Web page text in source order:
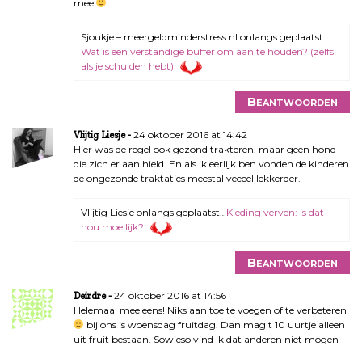
mee
Sjoukje – meergeldminderstress.nl onlangs geplaatst…
Wat is een verstandige buffer om aan te houden? (zelfs
als je schulden hebt)
Beantwoorden
Vlijtig Liesje
24 oktober 2016 at 14:42
Hier was de regel ook gezond trakteren, maar geen hond
die zich er aan hield. En als ik eerlijk ben vonden de kinderen
de ongezonde traktaties meestal veeeel lekkerder.
Vlijtig Liesje onlangs geplaatst… Kleding verven: is dat
nou moeilijk?
Beantwoorden
Deirdre
24 oktober 2016 at 14:56
Helemaal mee eens! Niks aan toe te voegen of te verbeteren
bij ons is woensdag fruitdag. Dan mag t 10 uurtje alleen
uit fruit bestaan. Sowieso vind ik dat anderen niet mogen